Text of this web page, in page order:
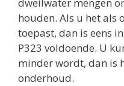
dweilwater mengen
houden. Als u het als
toepast, dan is eens
P323 voldoende. U
minder wordt, dan is
onderhoud.